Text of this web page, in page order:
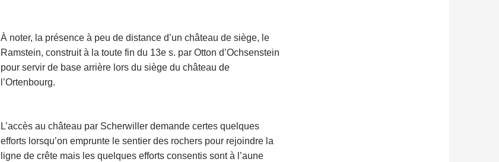
À noter, la présence à peu de distance d’un château de siège, le
Ramstein, construit à la toute fin du 13e s. par Otton d’Ochsenstein
pour servir de base arrière lors du siège du château de
l’Ortenbourg.
L’accès au château par Scherwiller demande certes quelques
efforts lorsqu’on emprunte le sentier des rochers pour rejoindre la
ligne de crête mais les quelques efforts consentis sont à l’aune